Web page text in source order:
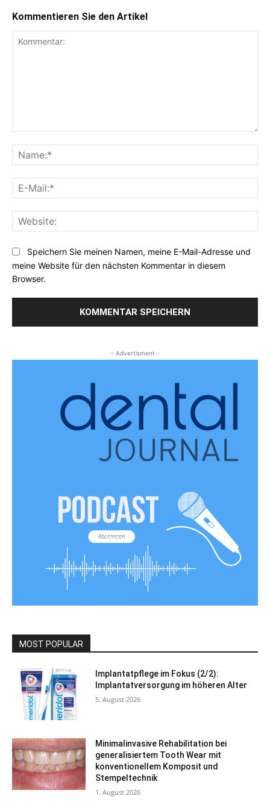
Kommentieren Sie den Artikel
Speichern Sie meinen Namen, meine E-Mail-Adresse und
meine Website für den nächsten Kommentar in diesem
Browser.
- Advertisment -
MOST POPULAR
Implantatpflege im Fokus (2/2):
Implantatversorgung im höheren Alter
5. August 2026
Minimalinvasive Rehabilitation bei
generalisiertem Tooth Wear mit
konventionellem Komposit und
Stempeltechnik
1. August 2026